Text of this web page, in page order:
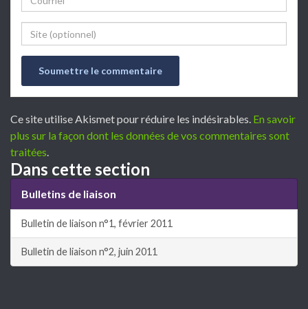
Website
Ce site utilise Akismet pour réduire les indésirables. En savoir
plus sur la façon dont les données de vos commentaires sont
traitées.
Dans cette section
Bulletins de liaison
Bulletin de liaison n°1, février 2011
Bulletin de liaison n°2, juin 2011